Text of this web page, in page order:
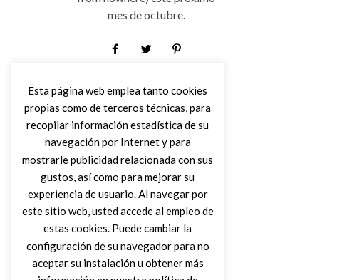
mes de octubre.
Esta página web emplea tanto cookies
propias como de terceros técnicas, para
recopilar información estadística de su
navegación por Internet y para
mostrarle publicidad relacionada con sus
gustos, así como para mejorar su
experiencia de usuario. Al navegar por
este sitio web, usted accede al empleo de
estas cookies. Puede cambiar la
configuración de su navegador para no
aceptar su instalación u obtener más